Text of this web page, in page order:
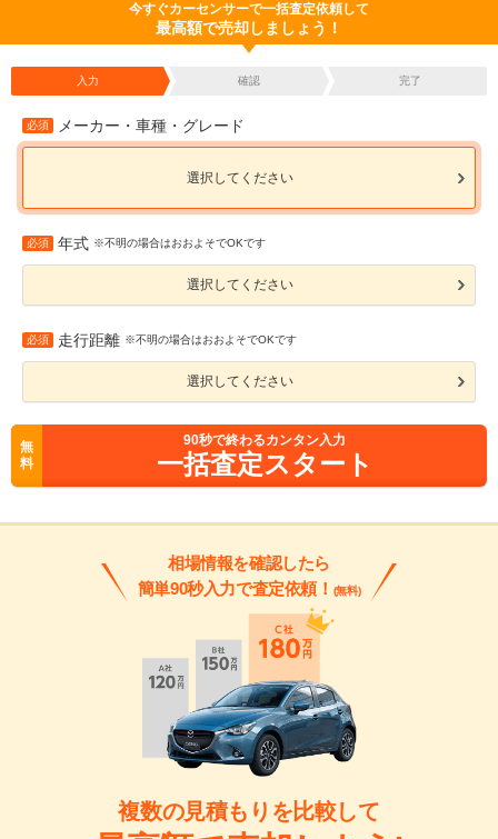
今すぐカーセンサーで一括査定依頼して
最高額で売却しましょう！
入力 確認 完了
必須 メーカー・車種・グレード
選択してください
必須 年式 ※不明の場合はおおよそでOKです
選択してください
必須 走行距離 ※不明の場合はおおよそでOKです
選択してください
無
料
90秒で終わるカンタン入力
一括査定スタート
相場情報を確認したら
簡単90秒入力で査定依頼！ (無料)
複数の見積もりを比較して